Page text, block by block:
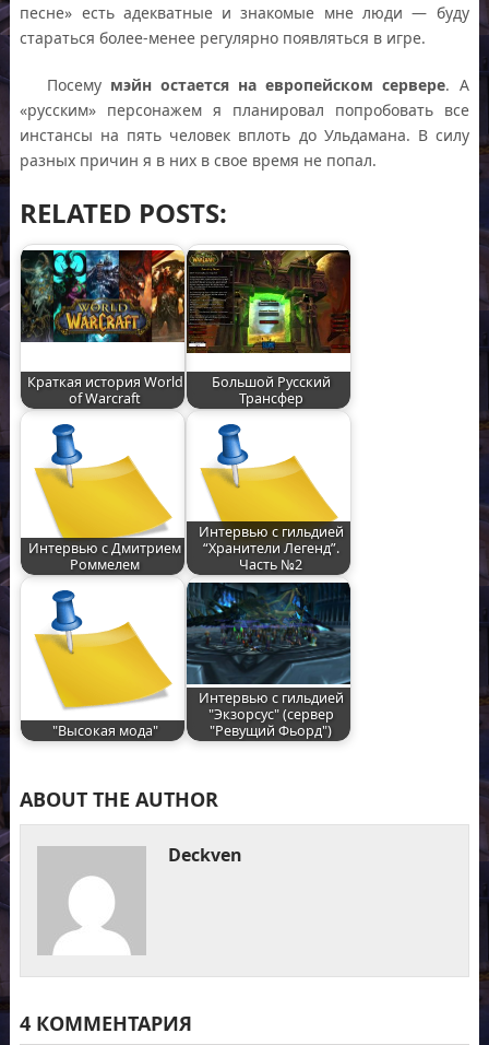
песне» есть адекватные и знакомые мне люди — буду
стараться более-менее регулярно появляться в игре.
Посему мэйн остается на европейском сервере. А
«русским» персонажем я планировал попробовать все
инстансы на пять человек вплоть до Ульдамана. В силу
разных причин я в них в свое время не попал.
RELATED POSTS:
Краткая история World
of Warcraft
Большой Русский
Трансфер
Интервью с Дмитрием
Роммелем
Интервью с гильдией
“Хранители Легенд”.
Часть №2
"Высокая мода"
Интервью с гильдией
"Экзорсус" (сервер
"Ревущий Фьорд")
ABOUT THE AUTHOR
Deckven
4 КОММЕНТАРИЯ